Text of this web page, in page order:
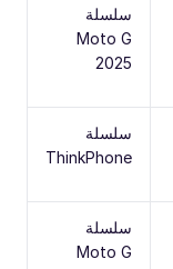
سلسلة
Moto G
2025
سلسلة
ThinkPhone
سلسلة
Moto G